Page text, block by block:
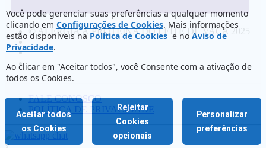
© ALERGIA À PROTEINA DO LEITE DE VACA 2025
FALE CONOSCO
POLÍTICA DE PRIVACIDADE
Você pode gerenciar suas preferências a qualquer momento
clicando em Configurações de Cookies. Mais informações
estão disponíveis na Política de Cookies e no Aviso de
Privacidade.
Ao clicar em "Aceitar todos", você Consente com a ativação de
todos os Cookies.
Aceitar todos
os Cookies
Rejeitar
Cookies
opcionais
Personalizar
preferências